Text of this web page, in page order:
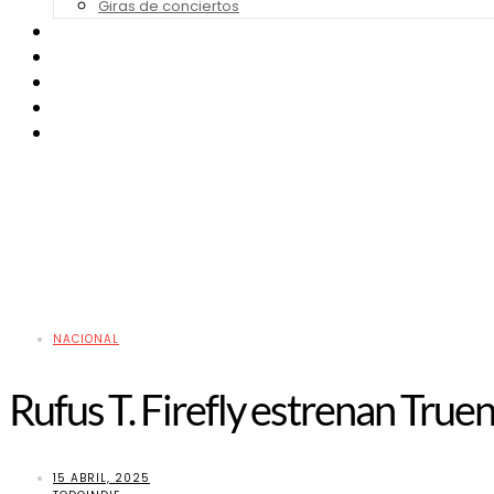
Giras de conciertos
NACIONAL
Rufus T. Firefly estrenan
15 ABRIL, 2025